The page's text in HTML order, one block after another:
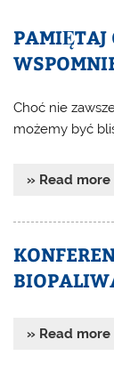
PAMIĘTAJ
Choć nie
możemy być
» Read more
» Read more